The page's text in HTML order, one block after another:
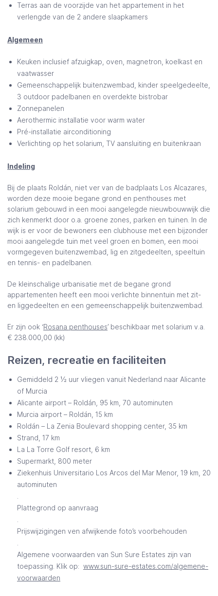
Terras aan de voorzijde van het appartement in het
verlengde van de 2 andere slaapkamers
Algemeen
Keuken inclusief afzuigkap, oven, magnetron, koelkast en
vaatwasser
Gemeenschappelijk buitenzwembad, kinder speelgedeelte,
3 outdoor padelbanen en overdekte bistrobar
Zonnepanelen
Aerothermic installatie voor warm water
Pré-installatie airconditioning
Verlichting op het solarium, TV aansluiting en buitenkraan
Indeling
Bij de plaats Roldán, niet ver van de badplaats Los Alcazares,
worden deze mooie begane grond en penthouses met
solarium gebouwd in een mooi aangelegde nieuwbouwwijk die
zich kenmerkt door o.a. groene zones, parken en tuinen. In de
wijk is er voor de bewoners een clubhouse met een bijzonder
mooi aangelegde tuin met veel groen en bomen, een mooi
vormgegeven buitenzwembad, lig en zitgedeelten, speeltuin
en tennis- en padelbanen.
De kleinschalige urbanisatie met de begane grond
appartementen heeft een mooi verlichte binnentuin met zit-
en liggedeelten en een gemeenschappelijk buitenzwembad.
Er zijn ook ‘Rosana penthouses’ beschikbaar met solarium v.a.
€ 238.000,00 (kk)
Reizen, recreatie en faciliteiten
Gemiddeld 2 ½ uur vliegen vanuit Nederland naar Alicante
of Murcia
Alicante airport – Roldán, 95 km, 70 autominuten
Murcia airport – Roldán, 15 km
Roldán – La Zenia Boulevard shopping center, 35 km
Strand, 17 km
La La Torre Golf resort, 6 km
Supermarkt, 800 meter
Ziekenhuis Universitario Los Arcos del Mar Menor, 19 km, 20
autominuten
Plattegrond op aanvraag
Prijswijzigingen ven afwijkende foto’s voorbehouden
Algemene voorwaarden van Sun Sure Estates zijn van
toepassing. Klik op: www.sun-sure-estates.com/algemene-
voorwaarden